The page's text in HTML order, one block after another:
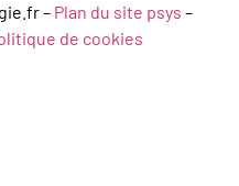
– Plan du site psys –
de cookies